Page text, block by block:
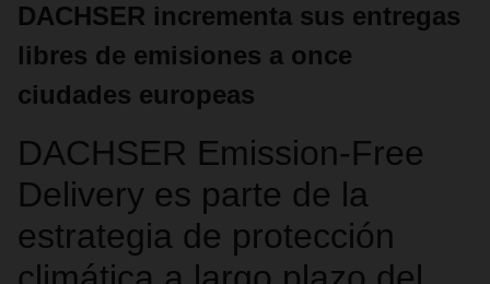
DACHSER incrementa sus entregas
libres de emisiones a once
ciudades europeas
DACHSER Emission-Free
Delivery es parte de la
estrategia de protección